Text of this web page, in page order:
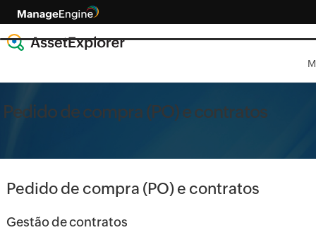
Pedido de compra (PO) e contratos
Pedido de compra (PO) e contratos
Gestão de contratos